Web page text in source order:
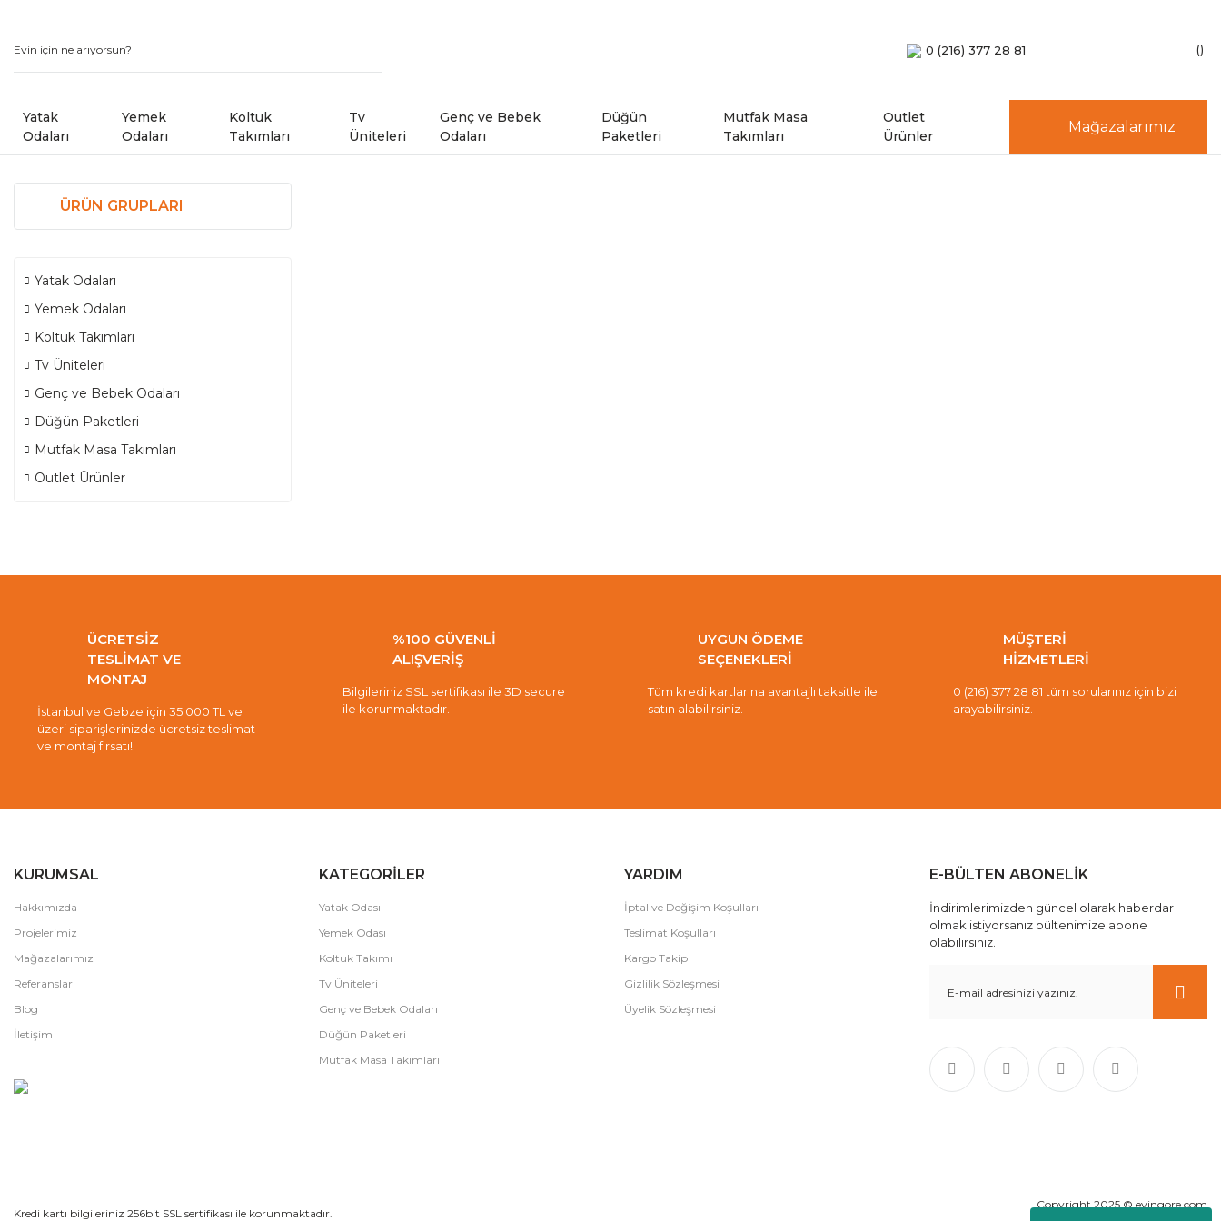
0 (216) 377 28 81
Yatak
Odaları
Modern Yatak Odaları
Yemek
Odaları
Modern Yemek Odaları
Koltuk
Takımları
Tv
Üniteleri
Genç ve Bebek
Odaları
Düğün
Paketleri
Mutfak Masa
Takımları
Outlet
Ürünler
Mağazalarımız
ÜRÜN GRUPLARI
Yatak Odaları
Yemek Odaları
Koltuk Takımları
Tv Üniteleri
Genç ve Bebek Odaları
Düğün Paketleri
Mutfak Masa Takımları
Outlet Ürünler
ÜCRETSİZ
TESLİMAT VE
MONTAJ
İstanbul ve Gebze için 35.000 TL ve
üzeri siparişlerinizde ücretsiz teslimat
ve montaj fırsatı!
%100 GÜVENLİ
ALIŞVERİŞ
Bilgileriniz SSL sertifikası ile 3D secure
ile korunmaktadır.
UYGUN ÖDEME
SEÇENEKLERİ
Tüm kredi kartlarına avantajlı taksitle ile
satın alabilirsiniz.
MÜŞTERİ
HİZMETLERİ
0 (216) 377 28 81 tüm sorularınız için bizi
arayabilirsiniz.
KURUMSAL
Hakkımızda
Projelerimiz
Mağazalarımız
Referanslar
Blog
İletişim
KATEGORİLER
Yatak Odası
Yemek Odası
Koltuk Takımı
Tv Üniteleri
Genç ve Bebek Odaları
Düğün Paketleri
Mutfak Masa Takımları
YARDIM
İptal ve Değişim Koşulları
Teslimat Koşulları
Kargo Takip
Gizlilik Sözleşmesi
Üyelik Sözleşmesi
E-BÜLTEN ABONELİK
İndirimlerimizden güncel olarak haberdar
olmak istiyorsanız bültenimize abone
olabilirsiniz.
Kredi kartı bilgileriniz 256bit SSL sertifikası ile korunmaktadır.
Copyright 2025 © evingore.com